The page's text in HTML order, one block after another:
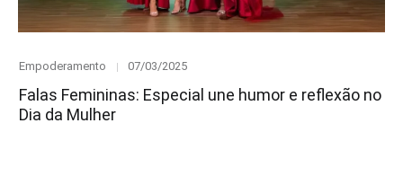
Category
Empoderamento
Posted
07/03/2025
Falas Femininas: Especial une humor e reflexão no
Dia da Mulher